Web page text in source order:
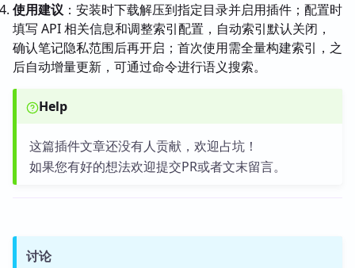
使用建议 ：安装时下载解压到指定目录并启用插件；配置时
填写 API 相关信息和调整索引配置，自动索引默认关闭，
确认笔记隐私范围后再开启；首次使用需全量构建索引，之
后自动增量更新，可通过命令进行语义搜索。
Help
这篇插件文章还没有人贡献，欢迎占坑！
如果您有好的想法欢迎提交PR或者文末留言。
讨论